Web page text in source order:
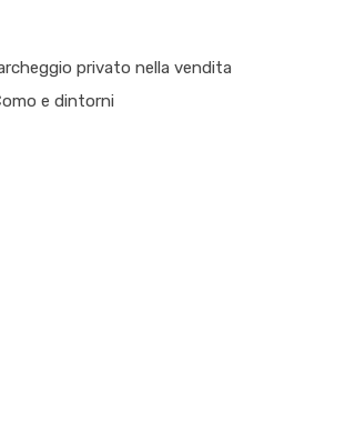
privato nella vendita
e dintorni